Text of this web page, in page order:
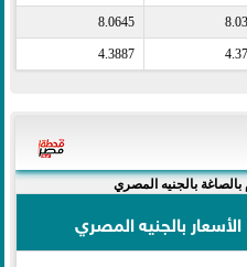
8.0645
4.3887
بالجنيه المصري
الأسعار بالجنيه المصري